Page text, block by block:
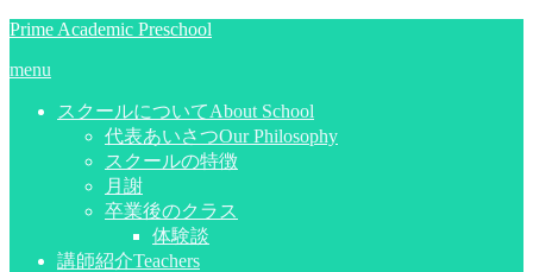
Prime Academic Preschool
menu
スクールについてAbout School
代表あいさつOur Philosophy
スクールの特徴
月謝
卒業後のクラス
体験談
講師紹介Teachers